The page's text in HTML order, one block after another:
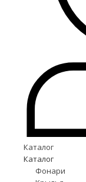
Каталог
Каталог
Фонари